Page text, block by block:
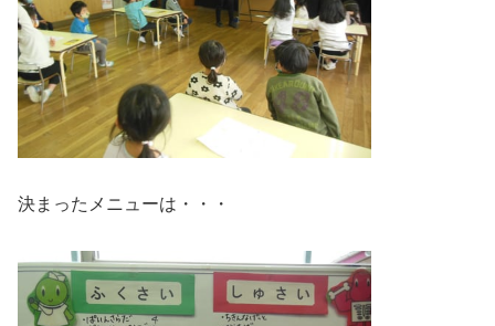
決まったメニューは・・・